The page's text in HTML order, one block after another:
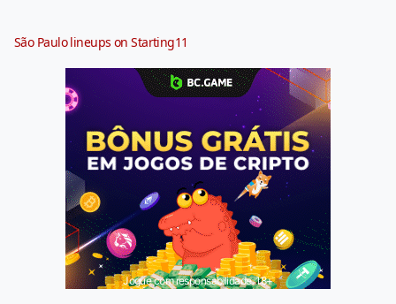
São Paulo lineups on Starting11
Jogue com responsabilidade. 18+